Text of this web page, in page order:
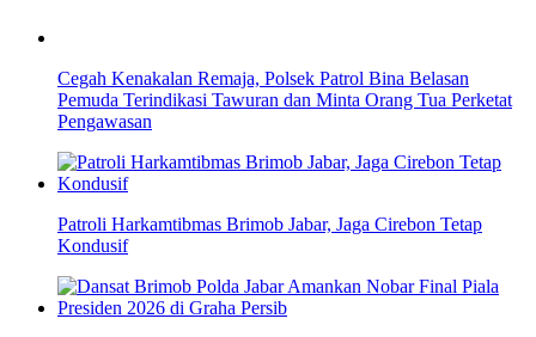
Cegah Kenakalan Remaja, Polsek Patrol Bina Belasan
Pemuda Terindikasi Tawuran dan Minta Orang Tua Perketat
Pengawasan
Patroli Harkamtibmas Brimob Jabar, Jaga Cirebon Tetap
Kondusif